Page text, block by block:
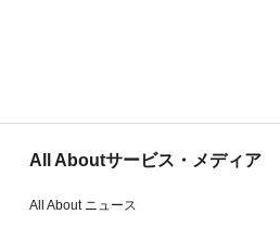
All Aboutサービス・メディア
All About ニュース